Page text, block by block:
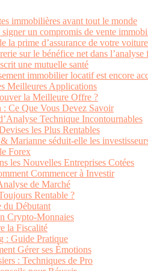
immobilières avant tout le monde
signer un compromis de vente
la prime d’assurance de votre
sur le bénéfice net dans l’analyse
une mutuelle santé
immobilier locatif est encore
Meilleures Applications
la Meilleure Offre ?
: Ce Que Vous Devez Savoir
Technique Incontournables
les Plus Rentables
Marianne séduit-elle les
Forex
les Nouvelles Entreprises Cotées
Commencer à Investir
de Marché
Rentable ?
du Débutant
Crypto-Monnaies
la Fiscalité
: Guide Pratique
Gérer ses Émotions
: Techniques de Pro